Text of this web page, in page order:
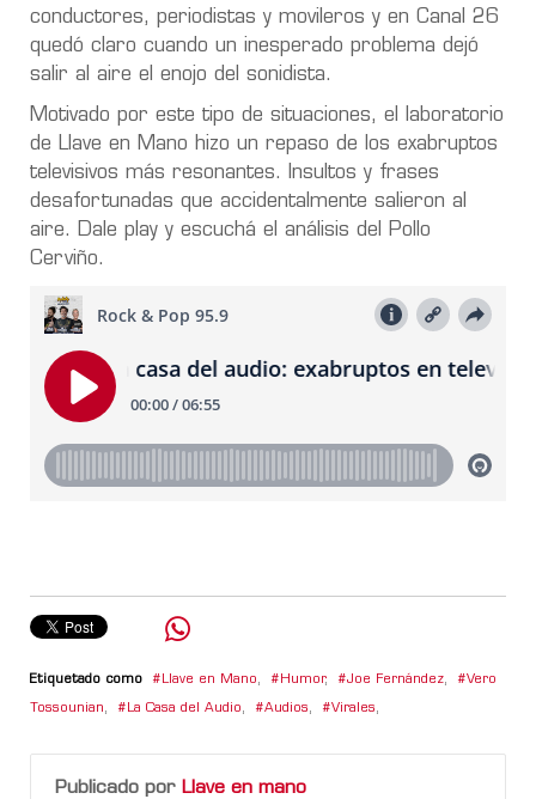
conductores, periodistas y movileros y en Canal 26
quedó claro cuando un inesperado problema dejó
salir al aire el enojo del sonidista.
Motivado por este tipo de situaciones, el laboratorio
de Llave en Mano hizo un repaso de los exabruptos
televisivos más resonantes. Insultos y frases
desafortunadas que accidentalmente salieron al
aire. Dale play y escuchá el análisis del Pollo
Cerviño.
Etiquetado como Llave en Mano, Humor, Joe Fernández, Vero
Tossounian, La Casa del Audio, Audios, Virales,
Publicado por Llave en mano